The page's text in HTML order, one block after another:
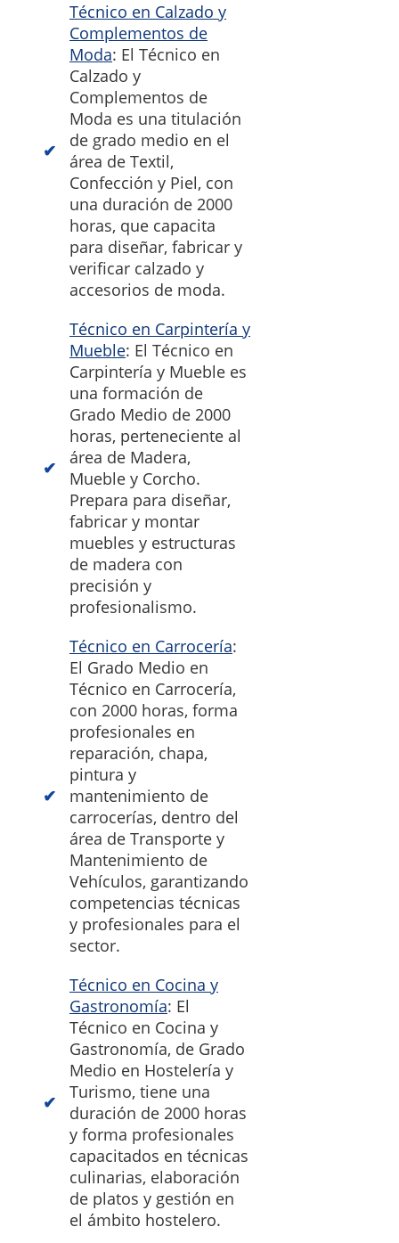
Técnico en Calzado y
Complementos de
Moda: El Técnico en
Calzado y
Complementos de
Moda es una titulación
de grado medio en el
área de Textil,
Confección y Piel, con
una duración de 2000
horas, que capacita
para diseñar, fabricar y
verificar calzado y
accesorios de moda.
Técnico en Carpintería y
Mueble: El Técnico en
Carpintería y Mueble es
una formación de
Grado Medio de 2000
horas, perteneciente al
área de Madera,
Mueble y Corcho.
Prepara para diseñar,
fabricar y montar
muebles y estructuras
de madera con
precisión y
profesionalismo.
Técnico en Carrocería:
El Grado Medio en
Técnico en Carrocería,
con 2000 horas, forma
profesionales en
reparación, chapa,
pintura y
mantenimiento de
carrocerías, dentro del
área de Transporte y
Mantenimiento de
Vehículos, garantizando
competencias técnicas
y profesionales para el
sector.
Técnico en Cocina y
Gastronomía: El
Técnico en Cocina y
Gastronomía, de Grado
Medio en Hostelería y
Turismo, tiene una
duración de 2000 horas
y forma profesionales
capacitados en técnicas
culinarias, elaboración
de platos y gestión en
el ámbito hostelero.